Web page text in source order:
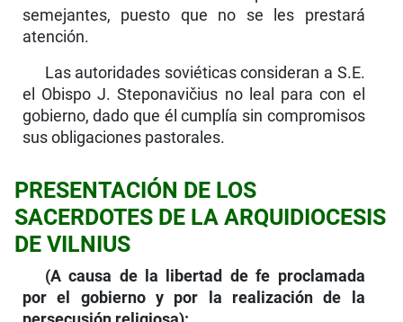
semejantes, puesto que no se les prestará
atención.
Las autoridades soviéticas consideran a S.E.
el Obispo J. Steponavičius no leal para con el
gobierno, dado que él cumplía sin compromisos
sus obligaciones pastorales.
PRESENTACIÓN DE LOS
SACERDOTES DE LA ARQUIDIOCESIS
DE VILNIUS
(A causa de la libertad de fe proclamada
por el gobierno y por la realización de la